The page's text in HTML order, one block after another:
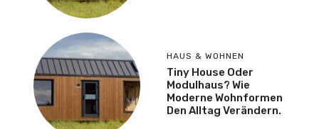
HAUS & WOHNEN
Tiny House Oder
Modulhaus? Wie
Moderne Wohnformen
Den Alltag Verändern.